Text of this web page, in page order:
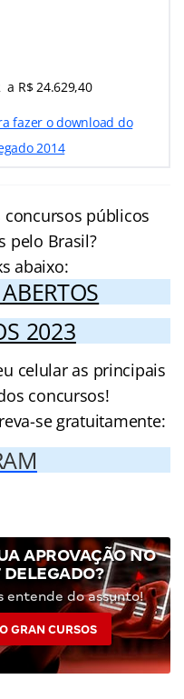
a R$ 24.629,40
fazer o download do
2014
públicos
pelo Brasil?
abaixo:
2023
celular as principais
concursos!
se gratuitamente:
APROVAÇÃO NO
DELEGADO?
entende do assunto!
GRAN CURSOS